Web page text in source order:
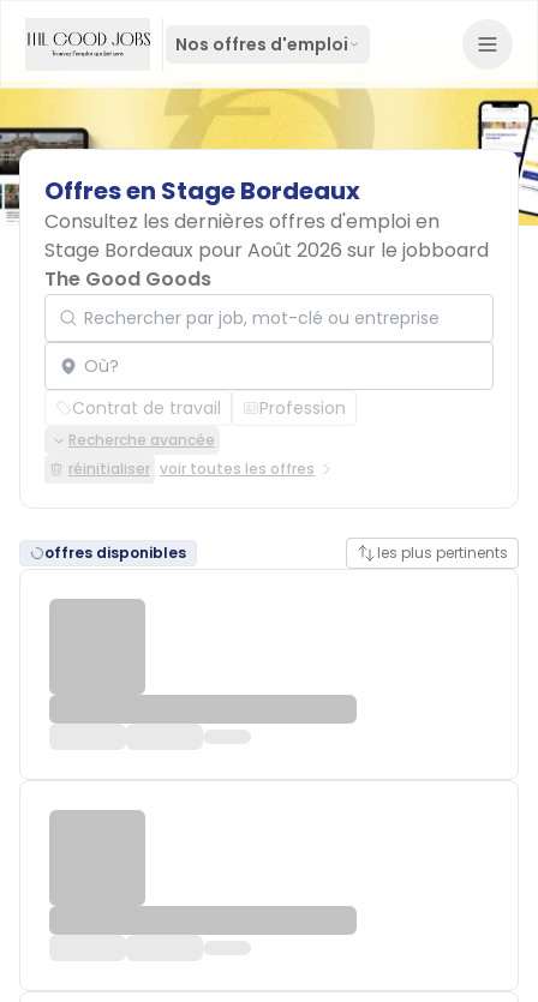
Nos offres d'emploi
Offresen StageBordeaux
Consultez les dernières offres d'emploi en
Stage Bordeaux pour Août 2026 sur le jobboard
The Good Goods
Rechercher par job, mot-clé ou entreprise
Localisation
Contrat de travail Profession
Recherche avancée
réinitialiser voir toutes les offres
offres disponibles les plus pertinents